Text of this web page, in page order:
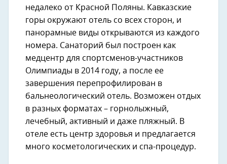
недалеко от Красной Поляны. Кавказские
горы окружают отель со всех сторон, и
панорамные виды открываются из каждого
номера. Санаторий был построен как
медцентр для спортсменов-участников
Олимпиады в 2014 году, а после ее
завершения перепрофилирован в
бальнеологический отель. Возможен отдых
в разных форматах – горнолыжный,
лечебный, активный и даже пляжный. В
отеле есть центр здоровья и предлагается
много косметологических и спа-процедур.